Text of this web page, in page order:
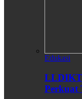
Edukasi
Perkuat